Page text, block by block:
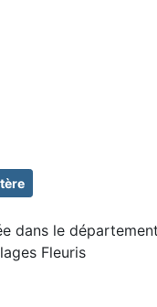
dans le
Fleuris